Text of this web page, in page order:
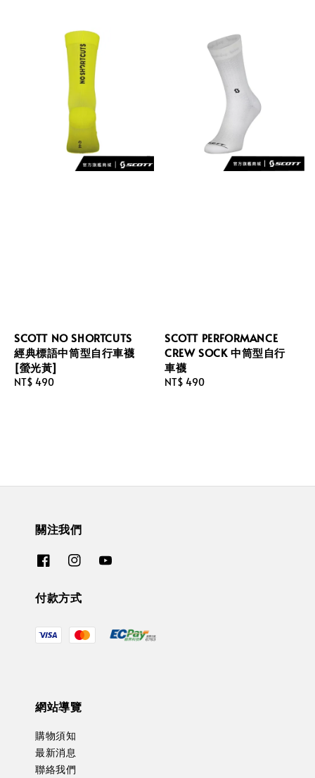
SCOTT NO SHORTCUTS
經典標語中筒型自行車襪
[螢光黃]
Regular
NT$ 490
SCOTT PERFORMANCE
CREW SOCK 中筒型自行
車襪
Regular
NT$ 490
關注我們
付款方式
網站導覽
購物須知
最新消息
聯絡我們